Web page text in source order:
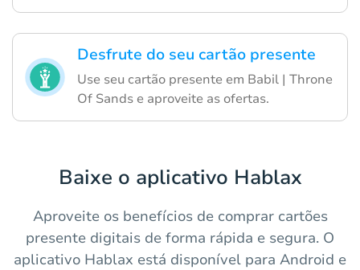
Desfrute do seu cartão presente
Use seu cartão presente em Babil | Throne
Of Sands e aproveite as ofertas.
Baixe o aplicativo Hablax
Aproveite os benefícios de comprar cartões
presente digitais de forma rápida e segura. O
aplicativo Hablax está disponível para Android e